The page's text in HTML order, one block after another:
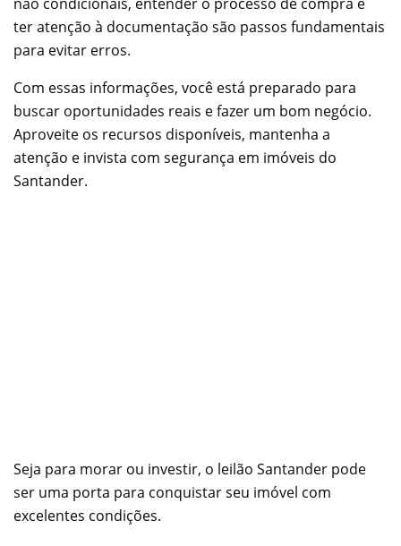
não condicionais, entender o processo de compra e
ter atenção à documentação são passos fundamentais
para evitar erros.
Com essas informações, você está preparado para
buscar oportunidades reais e fazer um bom negócio.
Aproveite os recursos disponíveis, mantenha a
atenção e invista com segurança em imóveis do
Santander.
Seja para morar ou investir, o leilão Santander pode
ser uma porta para conquistar seu imóvel com
excelentes condições.